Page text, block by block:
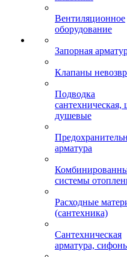
Вентиляционное
оборудование
Запорная
Клапаны
Подводка
сантехническая,
душевые
арматура
системы
Расходные
(сантехника)
Сантехническая
арматура,